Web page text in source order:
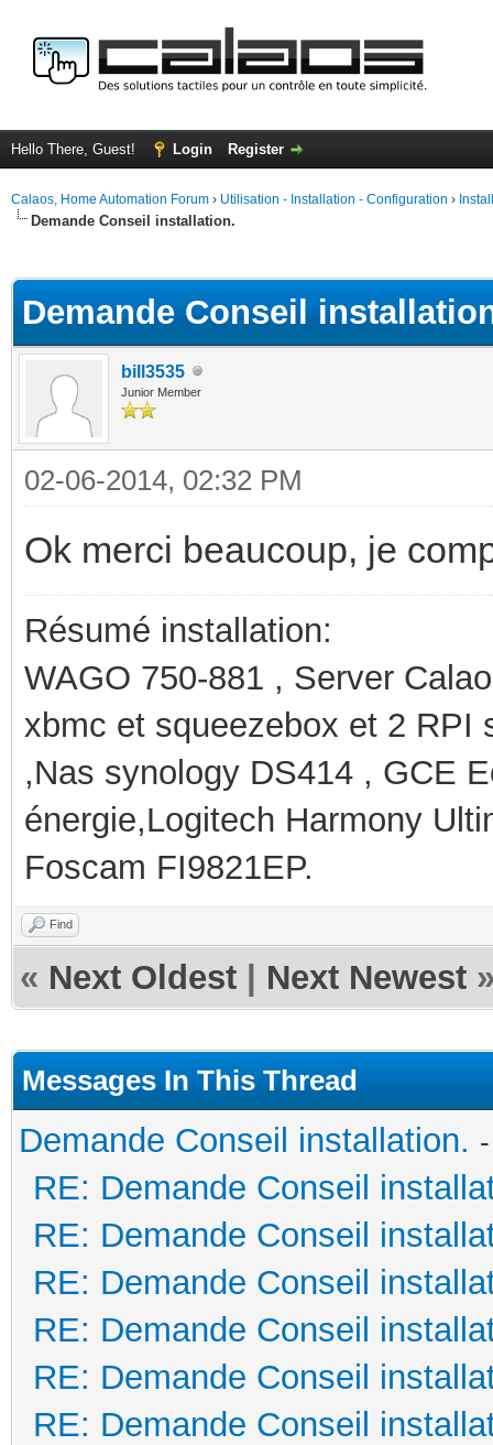
Hello There, Guest! Login Register
Calaos, Home Automation Forum › Utilisation - Installation - Configuration ›
Demande Conseil installation.
Demande Conseil
bill3535
Junior Member
02-06-2014, 02:32 PM
Ok merci beaucoup, je
Résumé installation:
WAGO 750-881 , Server
xbmc et squeezebox et 2 RPI
,Nas synology DS414 , GCE
énergie,Logitech Harmony
Foscam FI9821EP.
Find
« Next Oldest Next Newest
Messages In This Thread
Demande Conseil installation.
RE: Demande Conseil
RE: Demande Conseil
RE: Demande Conseil
RE: Demande Conseil
RE: Demande Conseil
RE: Demande Conseil